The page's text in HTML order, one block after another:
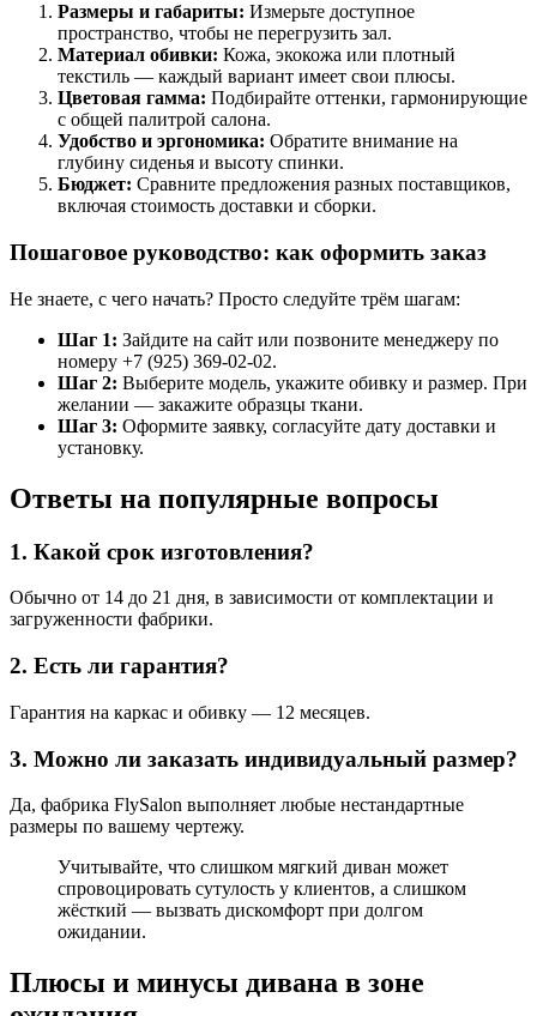
Размеры и габариты: Измерьте доступное
пространство, чтобы не перегрузить зал.
Материал обивки: Кожа, экокожа или плотный
текстиль — каждый вариант имеет свои плюсы.
Цветовая гамма: Подбирайте оттенки, гармонирующие
с общей палитрой салона.
Удобство и эргономика: Обратите внимание на
глубину сиденья и высоту спинки.
Бюджет: Сравните предложения разных поставщиков,
включая стоимость доставки и сборки.
Пошаговое руководство: как оформить заказ
Не знаете, с чего начать? Просто следуйте трём шагам:
Шаг 1: Зайдите на сайт или позвоните менеджеру по
номеру +7 (925) 369-02-02.
Шаг 2: Выберите модель, укажите обивку и размер. При
желании — закажите образцы ткани.
Шаг 3: Оформите заявку, согласуйте дату доставки и
установку.
Ответы на популярные вопросы
1. Какой срок изготовления?
Обычно от 14 до 21 дня, в зависимости от комплектации и
загруженности фабрики.
2. Есть ли гарантия?
Гарантия на каркас и обивку — 12 месяцев.
3. Можно ли заказать индивидуальный размер?
Да, фабрика FlySalon выполняет любые нестандартные
размеры по вашему чертежу.
Учитывайте, что слишком мягкий диван может
спровоцировать сутулость у клиентов, а слишком
жёсткий — вызвать дискомфорт при долгом
ожидании.
Плюсы и минусы дивана в зоне